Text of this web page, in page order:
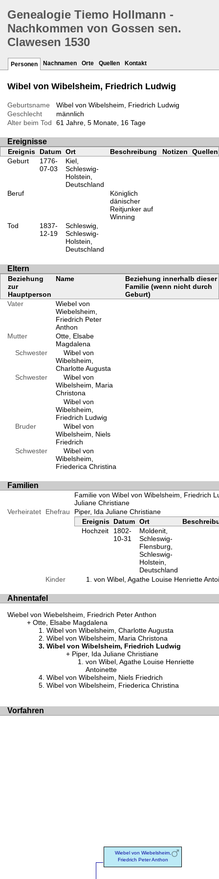
Genealogie Tiemo Hollmann -
Nachkommen von Gossen sen.
Clawesen 1530
Personen Nachnamen Orte Quellen Kontakt
Wibel von Wibelsheim, Friedrich Ludwig
Geburtsname
Wibel von Wibelsheim, Friedrich Ludwig
Geschlecht
männlich
Alter beim Tod
61 Jahre, 5 Monate, 16 Tage
Ereignisse
Ereignis Datum Ort Beschreibung Notizen
Quellen
Geburt
1776-
07-03
Kiel,
Schleswig-
Holstein,
Deutschland
Beruf
Königlich
dänischer
Reitjunker auf
Winning
Tod
1837-
12-19
Schleswig,
Schleswig-
Holstein,
Deutschland
Eltern
Beziehung
zur
Hauptperson
Name
Beziehung innerhalb dieser
Familie (wenn nicht durch
Geburt)
Vater
Wiebel von
Wiebelsheim,
Friedrich Peter
Anthon
Mutter
Otte, Elsabe
Magdalena
Schwester
Wibel von
Wibelsheim,
Charlotte Augusta
Schwester
Wibel von
Wibelsheim, Maria
Christona
Wibel von
Wibelsheim,
Friedrich Ludwig
Bruder
Wibel von
Wibelsheim, Niels
Friedrich
Schwester
Wibel von
Wibelsheim,
Friederica Christina
Familien
Familie von Wibel von Wibelsheim, Friedrich
Juliane Christiane
Verheiratet
Ehefrau
Piper, Ida Juliane Christiane
Ereignis Datum Ort
Hochzeit
1802-
10-31
Moldenit,
Schleswig-
Flensburg,
Schleswig-
Holstein,
Deutschland
Kinder
von Wibel, Agathe Louise Henriette
Ahnentafel
Wiebel von Wiebelsheim, Friedrich Peter Anthon
Otte, Elsabe Magdalena
Wibel von Wibelsheim, Charlotte Augusta
Wibel von Wibelsheim, Maria Christona
Wibel von Wibelsheim, Friedrich Ludwig
Piper, Ida Juliane Christiane
von Wibel, Agathe Louise Henriette
Antoinette
Wibel von Wibelsheim, Niels Friedrich
Wibel von Wibelsheim, Friederica Christina
Vorfahren
Wiebel von Wiebelsheim,
Friedrich Peter Anthon